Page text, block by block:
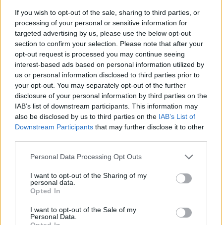
If you wish to opt-out of the sale, sharing to third parties, or
processing of your personal or sensitive information for
targeted advertising by us, please use the below opt-out
section to confirm your selection. Please note that after your
opt-out request is processed you may continue seeing
interest-based ads based on personal information utilized by
us or personal information disclosed to third parties prior to
your opt-out. You may separately opt-out of the further
disclosure of your personal information by third parties on the
IAB’s list of downstream participants. This information may
also be disclosed by us to third parties on the IAB’s List of
Downstream Participants that may further disclose it to other
Please note that this website/app uses one or more Google
not limited to your visit or usage behaviour. You may click to
grant or deny consent to Google and its third-party tags to
use your data for below specified purposes in below Google
consent section.
Personal Data Processing Opt Outs
I want to opt-out of the Sharing of my
personal data.
Opted In
I want to opt-out of the Sale of my
Personal Data.
résztvevők.
Afrikából is érkeznek táncosok a bátaszéki
utcafesztiválra
2017.07.11
Bátaszéken sem tétlenkednek a nyári fesztiválok idején, hiszen
újra itt a Táncolj velünk utcafesztivál rendezvénysorozat.
2017.03.20
Gergely Bence és Ujvári Bors Benedek idén is első lett a kortárs
duett kategóriában a XXVI. Országos Ifjúsági Táncművészeti
Fesztiválon.